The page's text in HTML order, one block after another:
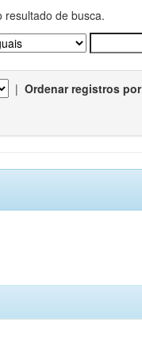
resultado de busca.
| Ordenar registros por